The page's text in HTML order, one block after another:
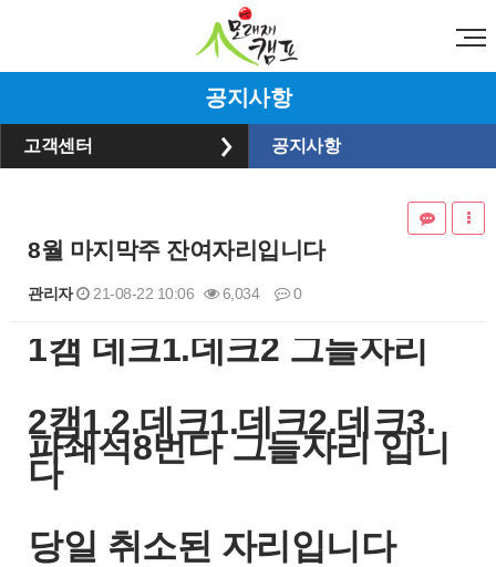
공지사항
고객센터 공지사항
8월 마지막주 잔여자리입니다
관리자 21-08-22 10:06 6,034 0
본문
1캠 데크1.데크2 그늘자리
​2캠1.2.데크1.데크2.데크3.
파쇄석8번다 그늘자리 입니
다
당일 취소된 자리입니다